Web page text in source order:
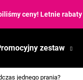
ceny! Letnie rabaty
zestaw
jednego prania?
Czego